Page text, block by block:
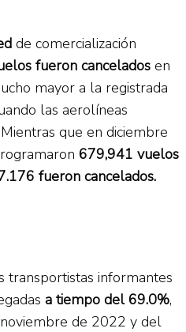
de comercialización
fueron cancelados en
mayor a la registrada
las aerolíneas
Mientras que en diciembre
679,941 vuelos
fueron cancelados.
transportistas informantes
a tiempo del 69.0%,
de 2022 y del